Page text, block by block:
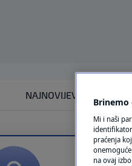
NAJNOVIJEVIJESTI
Mi i naši
praćenja
na ovaj